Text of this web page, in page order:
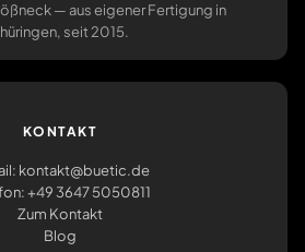
— aus eigener Fertigung in
seit 2015.
KONTAKT
kontakt@buetic.de
+49 3647 5050811
Zum Kontakt
Blog